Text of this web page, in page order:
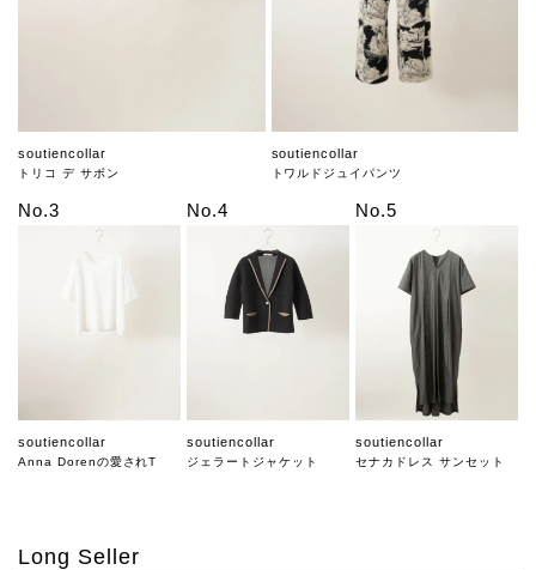
soutiencollar
トリコ デ サボン
soutiencollar
トワルドジュイパンツ
No.3
soutiencollar
Anna Dorenの愛されT
No.4
soutiencollar
ジェラートジャケット
No.5
soutiencollar
セナカドレス サンセット
Long Seller